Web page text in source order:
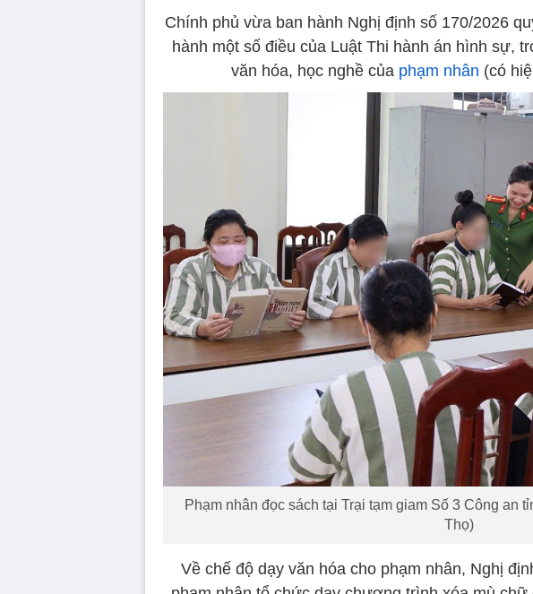
Chính phủ vừa ban hành Nghị định số 170/2026
hành một số điều của Luật Thi hành án hình sự,
văn hóa, học nghề của phạm nhân (có
Phạm nhân đọc sách tại Trại tạm giam Số 3 Công an
Thọ)
Về chế độ dạy văn hóa cho phạm nhân, Nghị